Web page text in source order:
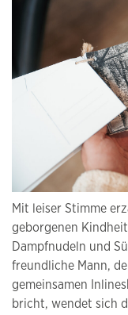
Mit leiser Stimme
geborgenen
Dampfnudeln und
freundliche Mann,
gemeinsamen
bricht, wendet sich